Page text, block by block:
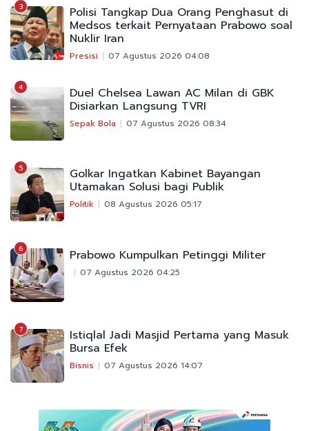
3 Polisi Tangkap Dua Orang Penghasut di
Medsos terkait Pernyataan Prabowo soal
Nuklir Iran
Presisi 07 Agustus 2026 04:08
4 Duel Chelsea Lawan AC Milan di GBK
Disiarkan Langsung TVRI
Sepak Bola 07 Agustus 2026 08:34
5 Golkar Ingatkan Kabinet Bayangan
Utamakan Solusi bagi Publik
Politik 08 Agustus 2026 05:17
6 Prabowo Kumpulkan Petinggi Militer
07 Agustus 2026 04:25
7 Istiqlal Jadi Masjid Pertama yang Masuk
Bursa Efek
Bisnis 07 Agustus 2026 14:07